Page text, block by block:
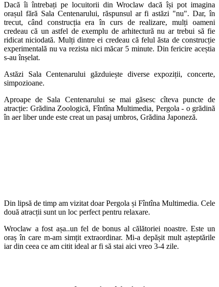
Dacă îi întrebați pe locuitorii din Wroclaw dacă își pot imagina
orașul fără Sala Centenarului, răspunsul ar fi astăzi "nu". Dar, în
trecut, când construcția era în curs de realizare, mulți oameni
credeau că un astfel de exemplu de arhitectură nu ar trebui să fie
ridicat niciodată. Mulți dintre ei credeau că felul ăsta de construcție
experimentală nu va rezista nici măcar 5 minute. Din fericire aceștia
s-au înșelat.
Astăzi Sala Centenarului găzduiește diverse expoziții, concerte,
simpozioane.
Aproape de Sala Centenarului se mai găsesc cîteva puncte de
atracție: Grădina Zoologică, Fîntîna Multimedia, Pergola - o grădină
în aer liber unde este creat un pasaj umbros, Grădina Japoneză.
Din lipsă de timp am vizitat doar Pergola și Fîntîna Multimedia. Cele
două atracții sunt un loc perfect pentru relaxare.
Wroclaw a fost așa..un fel de bonus al călătoriei noastre. Este un
oraș în care m-am simțit extraordinar. Mi-a depășit mult așteptările
iar din ceea ce am citit ideal ar fi să stai aici vreo 3-4 zile.